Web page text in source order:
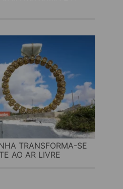
TRANSFORMA-SE
AO AR LIVRE